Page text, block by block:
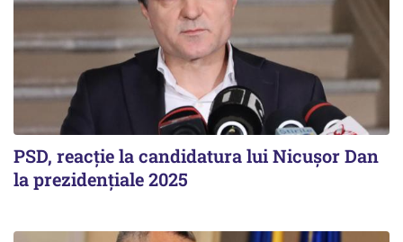
PSD, reacție la candidatura lui Nicușor Dan
la prezidențiale 2025